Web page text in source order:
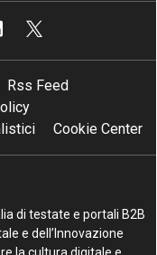
Rss Feed
Cookie Center
di testate e portali B2B
e dell’Innovazione